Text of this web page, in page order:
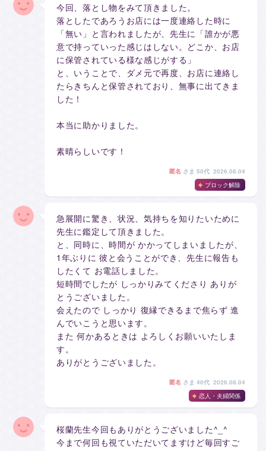
今回、落とし物をみて頂きました。
落としたであろうお店には一度連絡した時に
「無い」と言われましたが、先生に「誰かが悪
意で持っていった感じはしない。どこか、お店
に保管されている様な感じがする」
と、いうことで、ダメ元で再度、お店に連絡し
たらきちんと保管されており、無事に出てきま
した！
本当に助かりました。
素晴らしいです！
匿名 さま 50代 2026.08.04
ブロック解除
急展開に驚き、状況、気持ちを知りたいために
先生に鑑定して頂きました。
と、同時に、時間が かかってしまいましたが、
1年ぶりに 彼と会うことができ、先生に報告も
したくて お電話しました。
短時間でしたが しっかりみてくださり ありが
とうございました。
会えたので しっかり 復縁できるまで焦らず 進
んでいこうと思います。
また 何かあるときは よろしくお願いいたしま
す。
ありがとうございました。
匿名 さま 40代 2026.08.04
恋人・夫婦関係
桜蘭先生今回もありがとうございました^_^
今まで何回も視ていただいてますけど毎回すご